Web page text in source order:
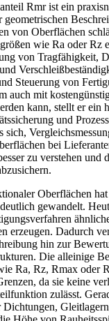
Rmr ist ein
von Oberflächen
wie Ra oder Rz
von Tragfähigkeit,
Steuerung von
auch mit
kann, stellt er ein
und
sich,
bei
zu verstehen und
Oberflächen
gewandelt.
erzeugen. Dadurch
hin zur
Die alleinige
Ra, Rz, Rmax oder
da sie keine
zulässt.